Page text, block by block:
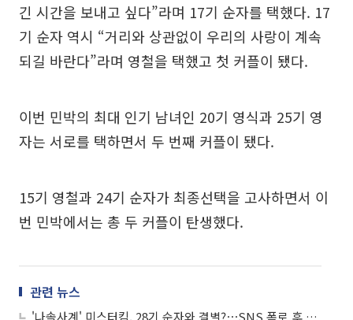
긴 시간을 보내고 싶다”라며 17기 순자를 택했다. 17
기 순자 역시 “거리와 상관없이 우리의 사랑이 계속
되길 바란다”라며 영철을 택했고 첫 커플이 됐다.
이번 민박의 최대 인기 남녀인 20기 영식과 25기 영
자는 서로를 택하면서 두 번째 커플이 됐다.
15기 영철과 24기 순자가 최종선택을 고사하면서 이
번 민박에서는 총 두 커플이 탄생했다.
관련 뉴스
'나솔사계' 미스터킴, 28기 순자와 결별?⋯SNS 폭로 후 고소장까지